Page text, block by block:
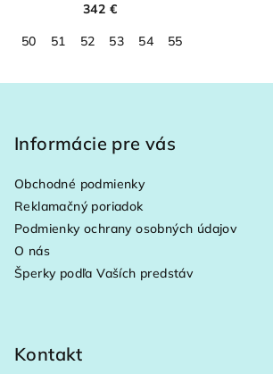
342 €
50
51 52 53 54 55
Informácie pre vás
Obchodné podmienky
Reklamačný poriadok
Podmienky ochrany osobných údajov
O nás
Šperky podľa Vaších predstáv
Kontakt